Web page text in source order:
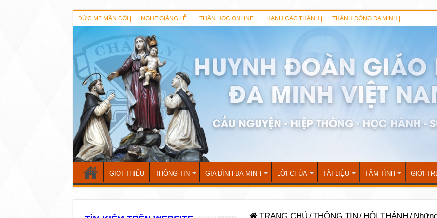
ĐỨC MẸ MÂN CÔI | NGHE GIẢNG LỄ | THẦN HỌC ONLINE | HẠNH CÁC THÁNH | THÁNH DÒNG ĐA MINH |
GIỚI THIỆU THÔNG TIN GIA ĐÌNH ĐA MINH LỜI CHÚA TÀI LIỆU TÂM TÌNH GIỚI
TRANG CHỦ /THÔNG TIN / HỘI THÁNH /